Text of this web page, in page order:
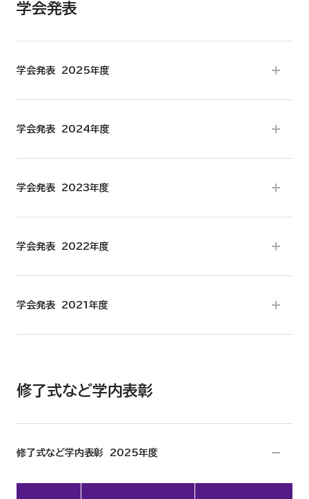
学会発表
学会発表 2025年度
学会発表 2024年度
学会発表 2023年度
学会発表 2022年度
学会発表 2021年度
修了式など学内表彰
修了式など学内表彰 2025年度